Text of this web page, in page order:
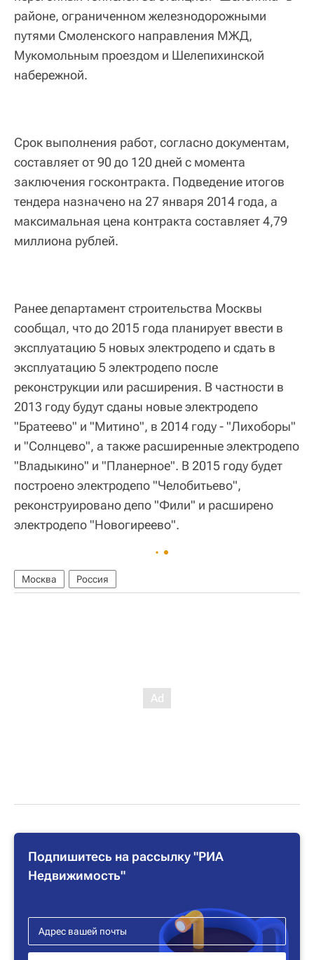
районе, ограниченном железнодорожными
путями Смоленского направления МЖД,
Мукомольным проездом и Шелепихинской
набережной.
Срок выполнения работ, согласно документам,
составляет от 90 до 120 дней с момента
заключения госконтракта. Подведение итогов
тендера назначено на 27 января 2014 года, а
максимальная цена контракта составляет 4,79
миллиона рублей.
Ранее департамент строительства Москвы
сообщал, что до 2015 года планирует ввести в
эксплуатацию 5 новых электродепо и сдать в
эксплуатацию 5 электродепо после
реконструкции или расширения. В частности в
2013 году будут сданы новые электродепо
"Братеево" и "Митино", в 2014 году - "Лихоборы"
и "Солнцево", а также расширенные электродепо
"Владыкино" и "Планерное". В 2015 году будет
построено электродепо "Челобитьево",
реконструировано депо "Фили" и расширено
электродепо "Новогиреево".
Москва Россия
Подпишитесь на рассылку "РИА
Недвижимость"